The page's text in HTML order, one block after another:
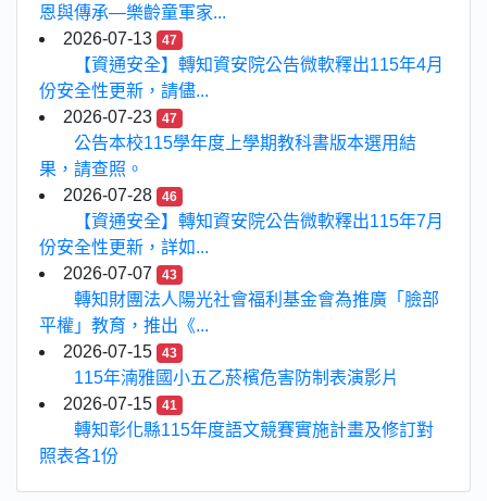
恩與傳承—樂齡童軍家...
2026-07-13
47
【資通安全】轉知資安院公告微軟釋出115年4月
份安全性更新，請儘...
2026-07-23
47
公告本校115學年度上學期教科書版本選用結
果，請查照。
2026-07-28
46
【資通安全】轉知資安院公告微軟釋出115年7月
份安全性更新，詳如...
2026-07-07
43
轉知財團法人陽光社會福利基金會為推廣「臉部
平權」教育，推出《...
2026-07-15
43
115年湳雅國小五乙菸檳危害防制表演影片
2026-07-15
41
轉知彰化縣115年度語文競賽實施計畫及修訂對
照表各1份